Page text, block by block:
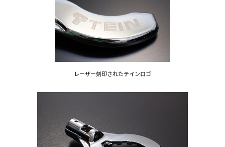
レーザー刻印されたテインロゴ